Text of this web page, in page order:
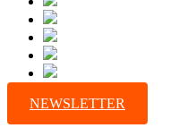
NEWSLETTER